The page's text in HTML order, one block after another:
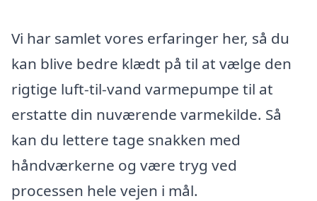
Vi har samlet vores erfaringer her, så du
kan blive bedre klædt på til at vælge den
rigtige luft-til-vand varmepumpe til at
erstatte din nuværende varmekilde. Så
kan du lettere tage snakken med
håndværkerne og være tryg ved
processen hele vejen i mål.